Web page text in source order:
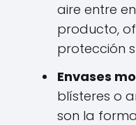
aire entre
producto,
protección
Envases
blísteres o
son la